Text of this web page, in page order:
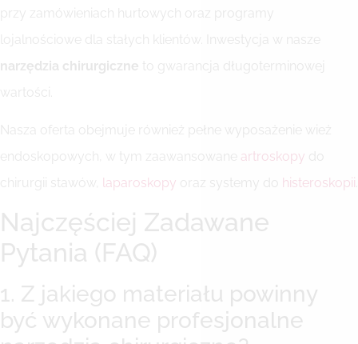
przy zamówieniach hurtowych oraz programy
lojalnościowe dla stałych klientów. Inwestycja w nasze
narzędzia chirurgiczne to gwarancja długoterminowej
wartości.
Nasza oferta obejmuje również pełne wyposażenie wież
endoskopowych, w tym zaawansowane artroskopy
chirurgii stawów, laparoskopy oraz systemy do histeroskopii
Najczęściej Zadawane
Pytania (FAQ)
1. Z jakiego materiału powinny
być wykonane profesjonalne